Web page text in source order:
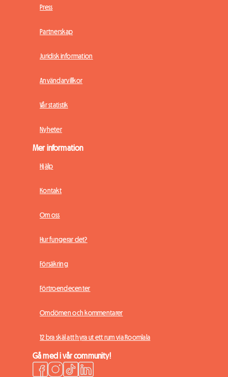
Press
Partnerskap
Juridisk information
Användarvillkor
Vår statistik
Nyheter
Mer information
Hjälp
Kontakt
Om oss
Hur fungerar det?
Försäkring
Förtroendecenter
Omdömen och kommentarer
12 bra skäl att hyra ut ett rum via Roomlala
Gå med i vår community!